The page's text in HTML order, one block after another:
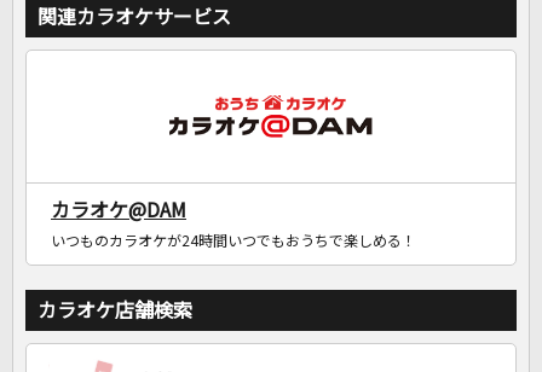
関連カラオケサービス
カラオケ@DAM
いつものカラオケが24時間いつでもおうちで楽しめる！
カラオケ店舗検索